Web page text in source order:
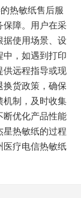
热敏纸售后服
保障。用户在采
据使用场景、设
中，如遇到打印
供远程指导或现
换货政策，确保
机制，及时收集
断优化产品性能
星热敏纸的过程
医疗电信热敏纸